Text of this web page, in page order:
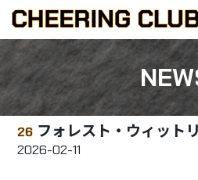
26 フォレスト・ウィット
2026-02-11